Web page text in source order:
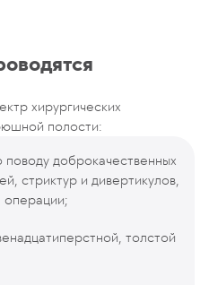
хирургических
полости:
доброкачественных
стриктур и дивертикулов,
операции;
толстой